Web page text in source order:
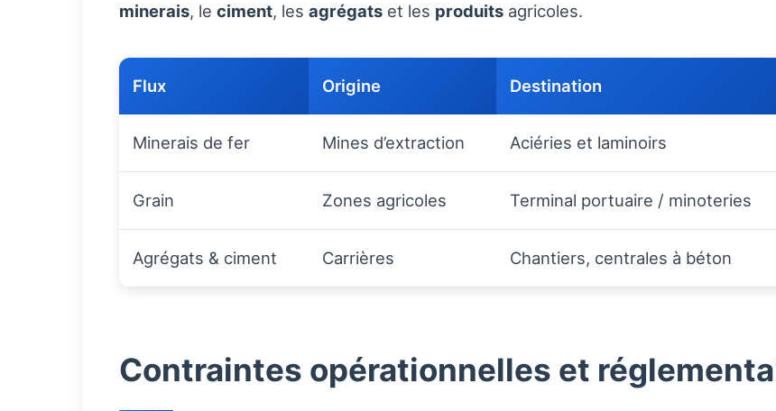
minerais, le ciment, les agrégats et les produits agricoles.
Flux Origine Destination
Minerais de fer Mines d’extraction Aciéries et laminoirs
Grain Zones agricoles Terminal portuaire / minoteries
Agrégats & ciment Carrières Chantiers, centrales à béton
Contraintes opérationnelles et